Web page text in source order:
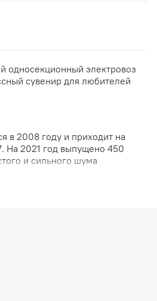
односекционный электровоз
сувенир для любителей
в 2008 году и приходит на
На 2021 год выпущено 450
и сильного шума
мм
3 рабочих дней с момента